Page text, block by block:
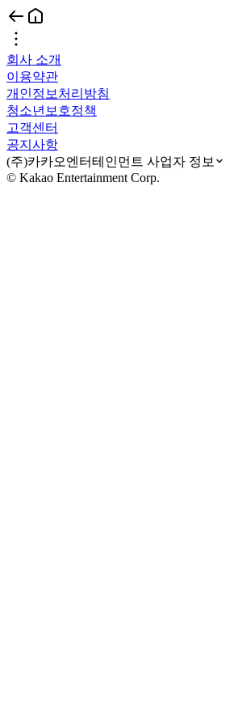
회사 소개
이용약관
개인정보처리방침
청소년보호정책
고객센터
공지사항
(주)카카오엔터테인먼트 사업자 정보
© Kakao Entertainment Corp.